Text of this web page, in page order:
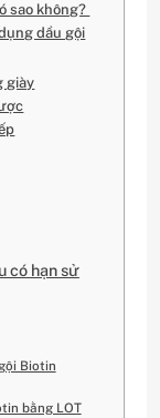
sao không?
dầu gội
giày
có hạn sử
Biotin
bằng LOT